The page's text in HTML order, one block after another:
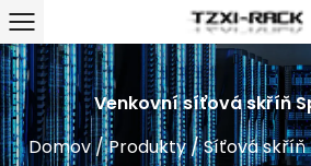
Venkovní síťová skříň
Domov/Produkty/Síťová skříň